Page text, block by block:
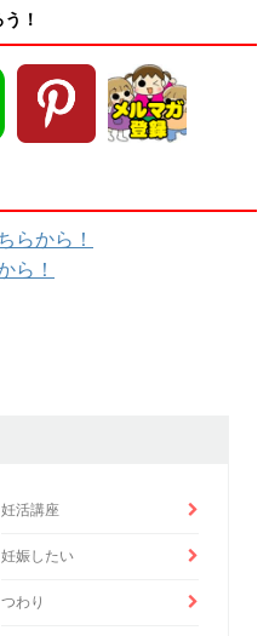
！
らから！
ら！
妊活講座
妊娠したい
つわり